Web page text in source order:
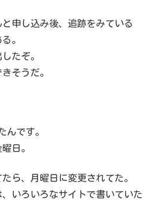
申し込み後、追跡をみている
。
たぞ。
そうだ。
んです。
日。
ら、月曜日に変更されてた。
いろいろなサイトで書いていた